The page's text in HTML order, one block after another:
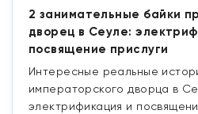
2 занимательные байки
дворец в Сеуле:
посвящение прислуги
Интересные реальные
императорского дворца в
электрификация и